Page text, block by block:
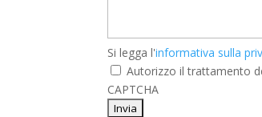
Si
legga
l'informativa
sulla
Si legga l'informativa sulla
Autorizzo il trattamento
CAPTCHA